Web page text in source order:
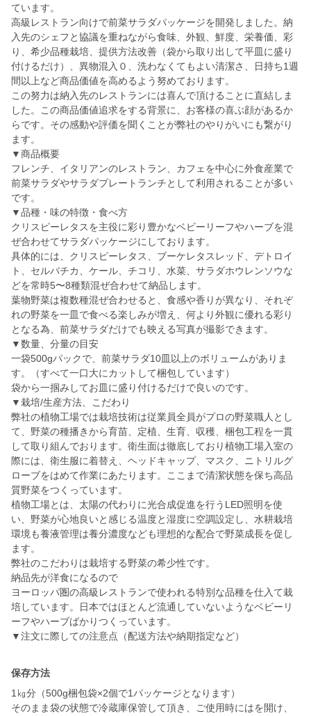
ています。
高級レストラン向けで前菜サラダパッケージを開発しました。納
入先のシェフと協議を重ねながら食味、外観、鮮度、栄養価、彩
り、希少品種栽培、提供方法改善（袋から取り出して平皿に盛り
付けるだけ）、異物混入０、洗わなくてもよい清潔さ、日持ち1週
間以上など商品価値を高めるよう努めております。
この努力は納入先のレストランには喜んで頂けることに直結しま
した。この商品価値追求をする背景に、お客様の喜ぶ顔があるか
らです。その感動や評価を聞くことが弊社のやりがいにも繋がり
ます。
▼商品概要
フレンチ、イタリアンのレストラン、カフェを中心に外食産業で
前菜サラダやサラダプレートランチとして利用されることが多い
です。
▼品種・味の特徴・食べ方
クリスピーレタスを主役に彩り豊かなベビーリーフやハーブを混
ぜ合わせてサラダパッケージにしております。
具体的には、クリスピーレタス、ブーケレタスレッド、デトロイ
ト、セルバチカ、ケール、チコリ、水菜、サラダホウレンソウな
どを常時5〜8種類混ぜ合わせて納品します。
葉物野菜は複数種混ぜ合わせると、食感や香りが異なり、それぞ
れの野菜を一皿で食べる楽しみが増え、何より外観に優れる彩り
となる為、前菜サラダだけでも映える写真が撮影できます。
▼数量、分量の目安
一袋500gパックで、前菜サラダ10皿以上のボリュームがありま
す。（すべて一口大にカットして梱包しています）
袋から一掴みしてお皿に盛り付けるだけで良いのです。
▼栽培/生産方法、こだわり
弊社の植物工場では栽培技術は従業員全員がプロの野菜職人とし
て、野菜の種播きから育苗、定植、生育、収穫、梱包工程を一貫
して取り組んでおります。衛生面は徹底しており植物工場入室の
際には、衛生服に着替え、ヘッドキャップ、マスク、ニトリルグ
ローブをはめて作業にあたります。ここまで清潔状態を保ち高品
質野菜をつくっています。
植物工場とは、太陽の代わりに光合成促進を行うLED照明を使
い、野菜が心地良いと感じる温度と湿度に空調設定し、水耕栽培
環境も養液管理は養分濃度なども理想的な配合で野菜成長を促し
ます。
弊社のこだわりは栽培する野菜の希少性です。
納品先が洋食になるので
ヨーロッパ圏の高級レストランで使われる特別な品種を仕入て栽
培しています。日本ではほとんど流通していないようなベビーリ
ーフやハーブばかりつくっています。
▼注文に際しての注意点（配送方法や納期指定など）
保存方法
1㎏分（500g梱包袋×2個で1パッケージとなります）
そのまま袋の状態で冷蔵庫保管して頂き、ご使用時にはを開け、